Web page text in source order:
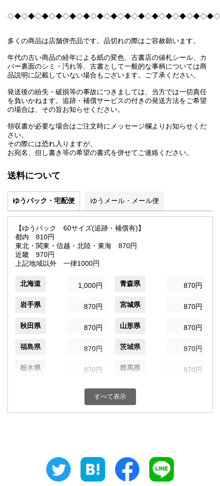
多くの商品は店舗併売品です。品切れの際はご容赦願います。
年代の古い商品の経年による紙の変色、古書店の値札シール、カ
バー裏面のシミ・汚れ等、古書として一般的な事柄については商
品説明に記載していない場合もございます。ご了承ください。
発送後の紛失・破損等の事故につきましては、当方では一切責任
を負いかねます。追跡・補償サービスの付きの発送方法をご希望
の場合は、その旨お知らせください。
領収書が必要な場合はご注文時にメッセージ欄よりお知らせくだ
さい。
その際には恐れ入りますが、
お宛名、但し書き等の希望の書式を併せてご連絡ください。
送料について
ゆうパック・宅配便 ゆうメール・メール便
【ゆうパック 60サイズ(追跡・補償有)】
都内 810円
東北・関東・信越・北陸・東海 870円
近畿 970円
上記地域以外 一律1000円
北海道 1,000円 青森県 870円
岩手県 870円 宮城県 870円
秋田県 870円 山形県 870円
福島県 870円 茨城県 870円
栃木県 870円 群馬県 870円
870円 千葉県
810円 870円
870円 長野県
すべて表示